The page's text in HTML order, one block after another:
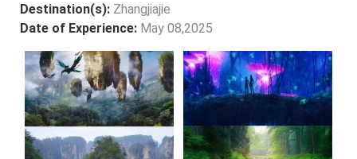
Destination(s): Zhangjiajie
Date of Experience: May 08,2025